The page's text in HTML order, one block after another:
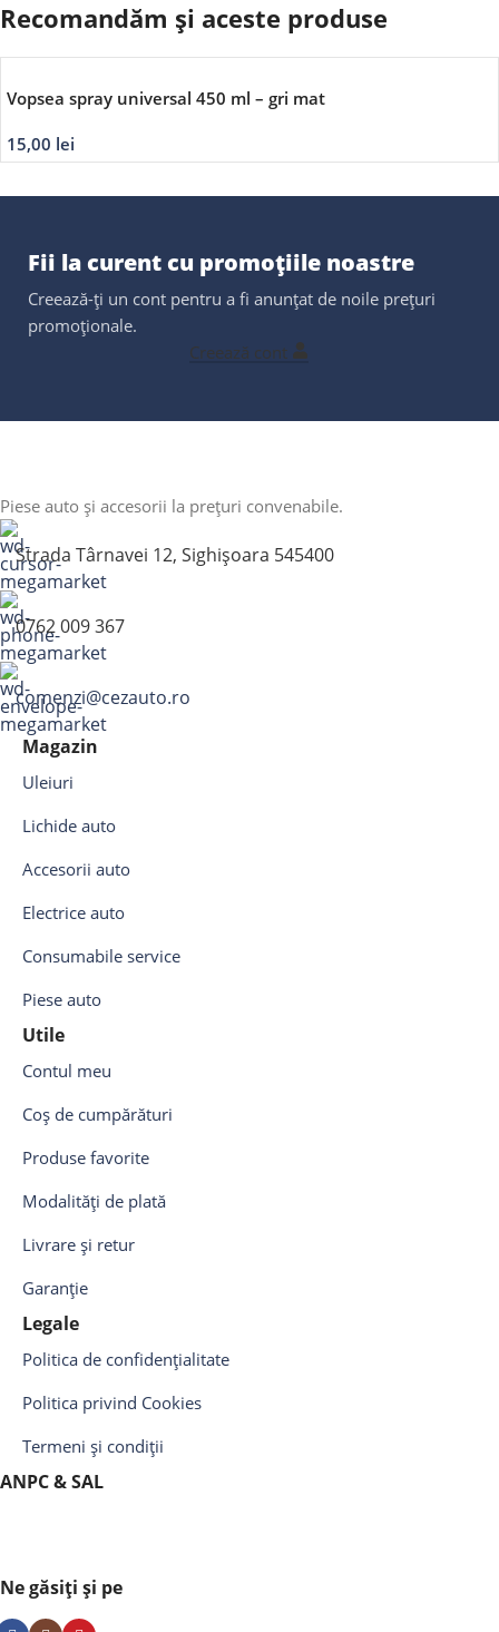
Recomandăm și aceste produse
Vopsea spray universal 450 ml – gri mat
15,00 lei
Fii la curent cu promoțiile noastre
Creează-ți un cont pentru a fi anunțat de noile prețuri
promoționale.
Creează cont
Piese auto și accesorii la prețuri convenabile.
Strada Târnavei 12, Sighișoara 545400
0762 009 367
comenzi@cezauto.ro
Magazin
Uleiuri
Lichide auto
Accesorii auto
Electrice auto
Consumabile service
Piese auto
Utile
Contul meu
Coș de cumpărături
Produse favorite
Modalități de plată
Livrare și retur
Garanție
Legale
Politica de confidențialitate
Politica privind Cookies
Termeni și condiții
ANPC & SAL
Ne găsiți și pe